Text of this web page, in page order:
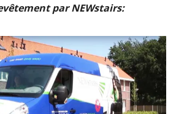
par NEWstairs: